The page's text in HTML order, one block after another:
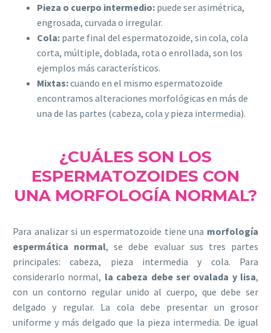
Pieza o cuerpo intermedio: puede ser asimétrica,
engrosada, curvada o irregular.
Cola: parte final del espermatozoide, sin cola, cola
corta, múltiple, doblada, rota o enrollada, son los
ejemplos más característicos.
Mixtas:cuando en el mismo espermatozoide
encontramos alteraciones morfológicas en más de
una de las partes (cabeza, cola y pieza intermedia).
¿CUÁLES SON LOS
ESPERMATOZOIDES CON
UNA MORFOLOGÍA NORMAL?
Para analizar si un espermatozoide tiene una morfología
espermática normal, se debe evaluar sus tres partes
principales: cabeza, pieza intermedia y cola. Para
considerarlo normal, la cabeza debe ser ovalada y lisa,
con un contorno regular unido al cuerpo, que debe ser
delgado y regular. La cola debe presentar un grosor
uniforme y más delgado que la pieza intermedia. De igual